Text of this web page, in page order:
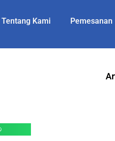
Tentang Kami Pemesanan